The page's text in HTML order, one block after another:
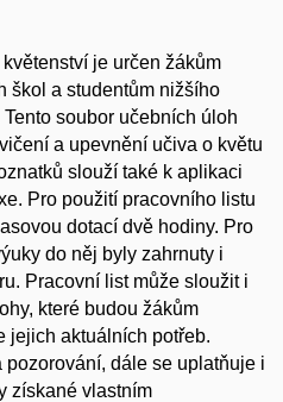
je určen žákům
škol a studentům nižšího
soubor učebních úloh
a upevnění učiva o květu
slouží také k aplikaci
Pro použití pracovního listu
dotací dvě hodiny. Pro
do něj byly zahrnuty i
Pracovní list může sloužit i
které budou žákům
jejich aktuálních potřeb.
dále se uplatňuje i
získané vlastním